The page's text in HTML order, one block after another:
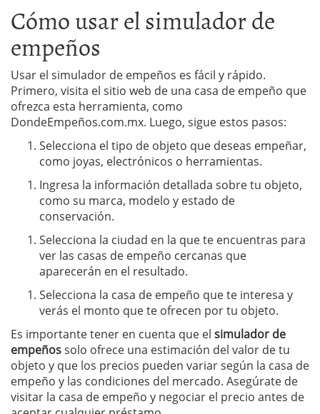
Cómo usar el simulador de
empeños
Usar el simulador de empeños es fácil y rápido.
Primero, visita el sitio web de una casa de empeño que
ofrezca esta herramienta, como
DondeEmpeños.com.mx. Luego, sigue estos pasos:
Selecciona el tipo de objeto que deseas empeñar,
como joyas, electrónicos o herramientas.
Ingresa la información detallada sobre tu objeto,
como su marca, modelo y estado de
conservación.
Selecciona la ciudad en la que te encuentras para
ver las casas de empeño cercanas que
aparecerán en el resultado.
Selecciona la casa de empeño que te interesa y
verás el monto que te ofrecen por tu objeto.
Es importante tener en cuenta que el simulador de
empeñossolo ofrece una estimación del valor de tu
objeto y que los precios pueden variar según la casa de
empeño y las condiciones del mercado. Asegúrate de
visitar la casa de empeño y negociar el precio antes de